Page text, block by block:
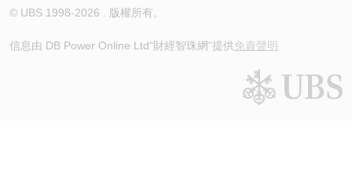
© UBS 1998-2026 . 版權所有。
信息由 DB Power Online Ltd“財經智珠網”提供免責聲明